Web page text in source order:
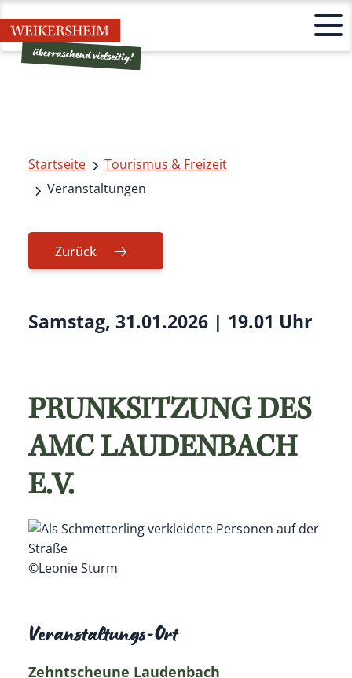
Startseite
Tourismus & Freizeit
Veranstaltungen
Zurück
Samstag, 31.01.2026 | 19.01 Uhr
PRUNKSITZUNG DES
AMC LAUDENBACH
E.V.
©Leonie Sturm
Veranstaltungs-Ort
Zehntscheune Laudenbach